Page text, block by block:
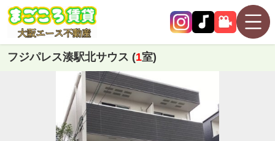
フジパレス湊駅北サウス (1室)